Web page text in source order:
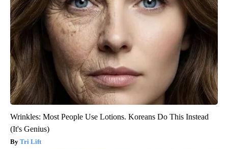
Wrinkles: Most People Use Lotions. Koreans Do This Instead
(It's Genius)
Tri Lift